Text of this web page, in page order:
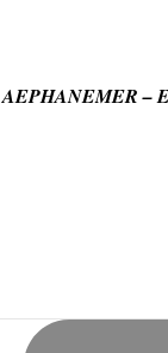
AEPHANEMER –